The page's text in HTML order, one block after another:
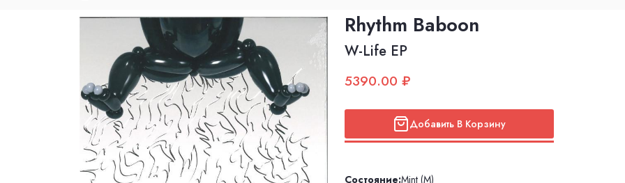
Rhythm Baboon
W​-​Life EP
5390.00 ₽
Добавить В Корзину
Состояние:Mint (M)